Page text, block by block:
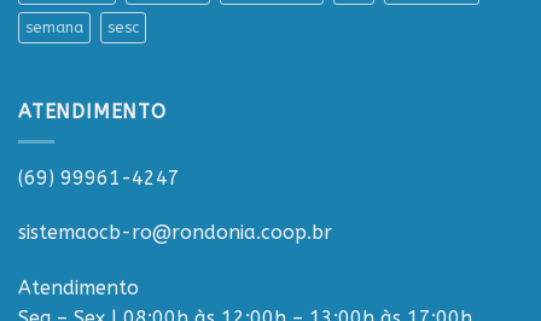
semana sesc
ATENDIMENTO
(69) 99961-4247
sistemaocb-ro@rondonia.coop.br
Atendimento